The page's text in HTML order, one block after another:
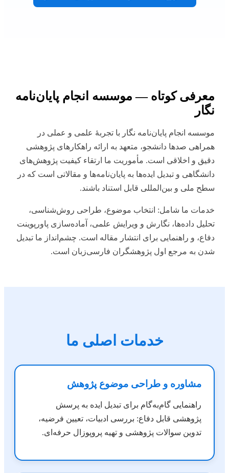
معرفی کوتاه — موسسه انجام پایان‌نامه
نگار
موسسه انجام پایان‌نامه نگار با تجربهٔ علمی و عملی در
همراهی صدها دانشجو، متعهد به ارائه راهکارهای پژوهشی
دقیق و اخلاقی است. مأموریت ما ارتقاء کیفیت پژوهش‌های
دانشگاهی و تبدیل ایده‌ها به پایان‌نامه‌ها و مقالاتی است که در
سطح ملی و بین‌المللی قابل استناد باشند.
خدمات ما شامل: انتخاب موضوع، طراحی روش‌شناسی،
تحلیل داده‌ها، نگارش و ویرایش علمی، آماده‌سازی پاورپوینت
دفاع، و راهنمایی برای انتشار مقاله است. چشم‌انداز ما تبدیل
شدن به مرجع اول پژوهشگران فارسی‌زبان است.
خدمات اصلی ما
مشاوره و طراحی موضوع پژوهش
راهنمایی گام‌به‌گام برای تبدیل ایده به پرسش
پژوهشی قابل دفاع: بررسی ادبیات، تعیین فرضیه،
تدوین سوالات پژوهشی و تهیه پروپوزال حرفه‌ای.